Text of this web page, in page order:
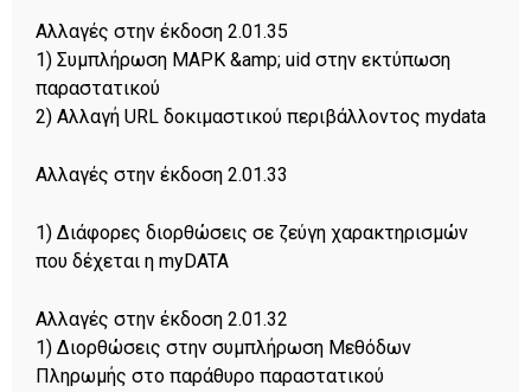
Αλλαγές στην έκδοση 2.01.35
1) Συμπλήρωση ΜΑΡΚ &amp; uid στην εκτύπωση
παραστατικού
2) Αλλαγή URL δοκιμαστικού περιβάλλοντος mydata
Αλλαγές στην έκδοση 2.01.33
1) Διάφορες διορθώσεις σε ζεύγη χαρακτηρισμών
που δέχεται η myDATA
Αλλαγές στην έκδοση 2.01.32
1) Διορθώσεις στην συμπλήρωση Μεθόδων
Πληρωμής στο παράθυρο παραστατικού